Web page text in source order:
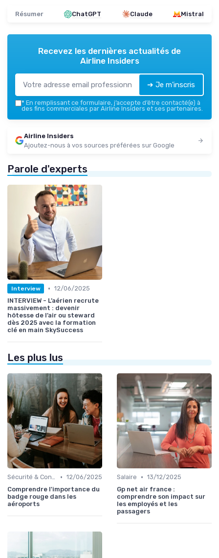
Résumer ChatGPT Claude Mistral
Recevez les dernières actualités de
Airline Insiders
➔ Je m'inscris
* En remplissant ce formulaire, j’accepte d’être contacté(e) à
des fins commerciales par Airline Insiders et ses partenaires.
Airline Insiders
Ajoutez-nous à vos sources préférées sur Google
Parole d'experts
Interview • 12/06/2025
INTERVIEW - L’aérien recrute
massivement : devenir
hôtesse de l’air ou steward
dès 2025 avec la formation
clé en main SkySuccess
Les plus lus
Sécurité & Conformité • 12/06/2025
Comprendre l'importance du
badge rouge dans les
aéroports
Salaire • 13/12/2025
Gp net air france :
comprendre son impact sur
les employés et les
passagers